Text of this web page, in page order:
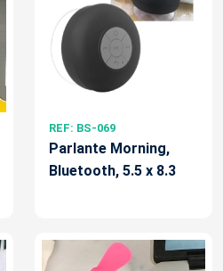
REF: BS-069
Parlante Morning,
Bluetooth, 5.5 x 8.3